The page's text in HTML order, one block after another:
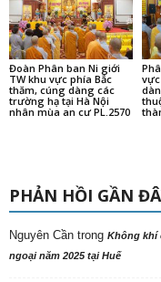
Đoàn Phân ban Ni giới
TW khu vực phía Bắc
thăm, cúng dàng các
trường hạ tại Hà Nội
nhân mùa an cư PL.2570
PHẢN HỒI GẦN
Nguyên Cần trong Không khí
ngoại năm 2025 tại Huế